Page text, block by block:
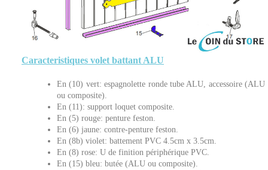
Caracteristiques volet battant ALU
En (10) vert: espagnolette ronde tube ALU, accessoire (ALU
ou composite).
En (11): support loquet composite.
En (5) rouge: penture feston.
En (6) jaune: contre-penture feston.
En (8b) violet: battement PVC 4.5cm x 3.5cm.
En (8) rose: U de finition périphérique PVC.
En (15) bleu: butée (ALU ou composite).